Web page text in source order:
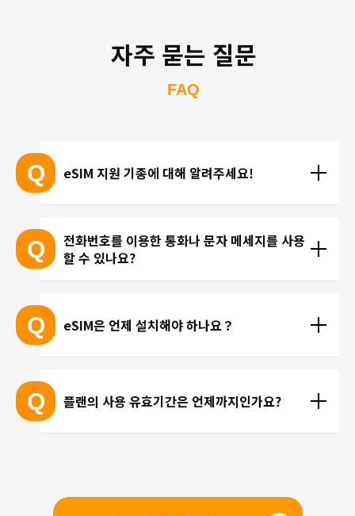
자주 묻는 질문
FAQ
Q eSIM 지원 기종에 대해 알려주세요!
※ eSIM 지원 기기가 계속 출시되고 있기 때문에 최신
기기는 목록에 포함되지 않을 수 있습니다.
※ 고객님의 기기가 eSIM을 지원하는지 여부에 대해
서는 개별 문의를 통해 확인해 드리지 않습니다.
Q
전화번호를 이용한 통화나 문자 메세지를 사용
할 수 있나요?
고 있지 않습니다. 카카오톡, 인스타그램 등 인터넷 회
선을 이용한 통화를 이용해 주시기 바랍니다.
Q eSIM은 언제 설치해야 하나요？
하셔도 괜찮습니다. 현지 공항의 와이파이 속도가 걱
정되시는 분들은 국내에서 설치 및 설정을 완료하고,
현지에서 eSIM만 전환하는 방법을 추천해 드립니다.
Q 플랜의 사용 유효기간은 언제까지인가요?